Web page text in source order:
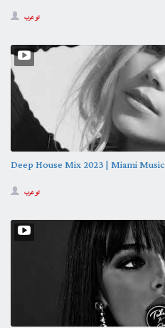
تو عرب
Deep House Mix 2023 | Miami Music
تو عرب